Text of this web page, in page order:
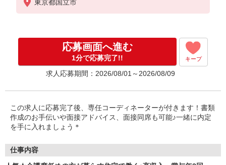
・資格手当：10,000〜30,000円
有資格により変動）
・固定残業手当：20,000円（10時間）
※固定残業時間を超過する場合には超過勤務手当と
して別途支給
・夜勤手当：10,000円/1回（上記給与とは別に支給
下記資格をお持ちの方歓迎
・認知症介護基礎研修
・初任者研修
・実務者研修
東京都国立市
応募画面へ進む
1分で応募完了!! キープ
求人応募期間：2026/08/01～2026/08/09
この求人に応募完了後、専任コーディネーターが付きます！書類
作成のお手伝いや面接アドバイス、面接同席も可能♪一緒に内定
を手に入れましょう＊
仕事内容